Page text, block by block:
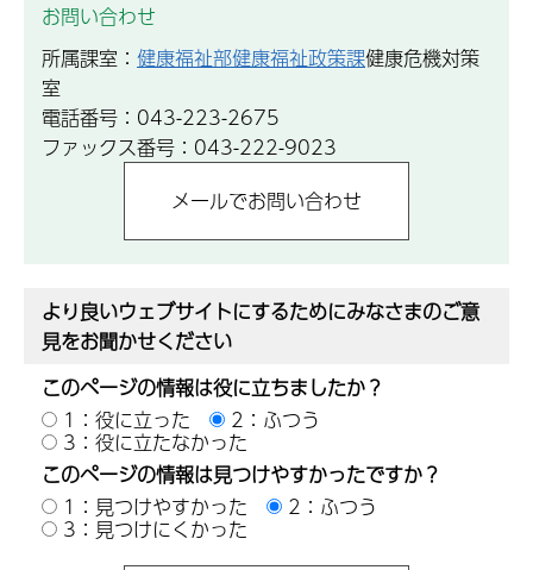
お問い合わせ
所属課室： 健康福祉部健康福祉政策課健康危機対策
室
電話番号：043-223-2675
ファックス番号：043-222-9023
より良いウェブサイトにするためにみなさまのご意
見をお聞かせください
このページの情報は役に立ちましたか？
1：役に立った
2：ふつう
3：役に立たなかった
このページの情報は見つけやすかったですか？
1：見つけやすかった
2：ふつう
3：見つけにくかった